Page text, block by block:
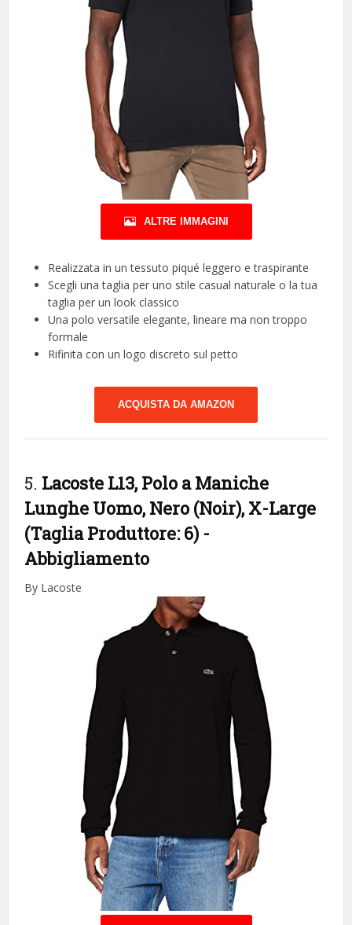
ALTRE IMMAGINI
Realizzata in un tessuto piqué leggero e traspirante
Scegli una taglia per uno stile casual naturale o la tua
taglia per un look classico
Una polo versatile elegante, lineare ma non troppo
formale
Rifinita con un logo discreto sul petto
ACQUISTA DA AMAZON
5. Lacoste L13, Polo a Maniche
Lunghe Uomo, Nero (Noir), X-Large
(Taglia Produttore: 6) -
Abbigliamento
By Lacoste